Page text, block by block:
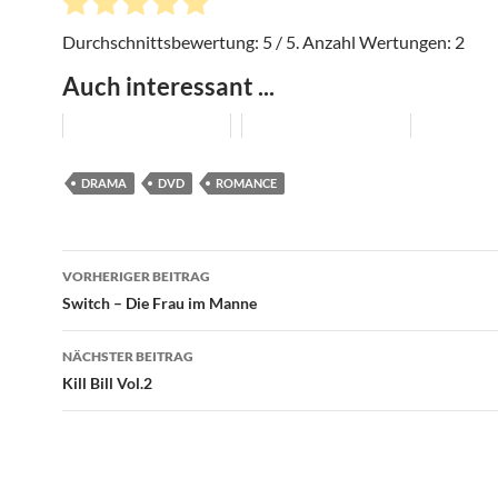
Durchschnittsbewertung: 5 / 5. Anzahl Wertungen: 2
Auch interessant ...
DRAMA DVD ROMANCE
Beitragsnavigation
VORHERIGER BEITRAG
Switch – Die Frau im Manne
NÄCHSTER BEITRAG
Kill Bill Vol.2